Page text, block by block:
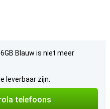
Blauw is niet meer
leverbaar zijn:
telefoons